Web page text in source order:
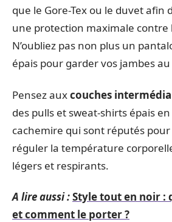
que le Gore-Tex ou le duvet afin
une protection maximale
N’oubliez pas non plus un
épais pour garder vos jambes
Pensez auxcouches
des pulls et sweat-shirts épais
cachemire qui sont réputés
réguler la température
légers et respirants.
A lire aussi :Style tout en noir :
et comment le porter ?